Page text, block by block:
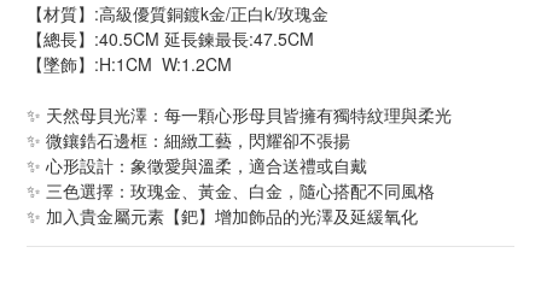
【材質】:高級優質銅鍍k金/正白k/玫瑰金
【總長】:40.5CM 延長鍊最長:47.5CM
【墜飾】:H:1CM  W:1.2CM
✨ 天然母貝光澤：每一顆心形母貝皆擁有獨特紋理與柔光
✨ 微鑲鋯石邊框：細緻工藝，閃耀卻不張揚
✨ 心形設計：象徵愛與溫柔，適合送禮或自戴
✨ 三色選擇：玫瑰金、黃金、白金，隨心搭配不同風格
✨ 加入貴金屬元素【鈀】增加飾品的光澤及延緩氧化